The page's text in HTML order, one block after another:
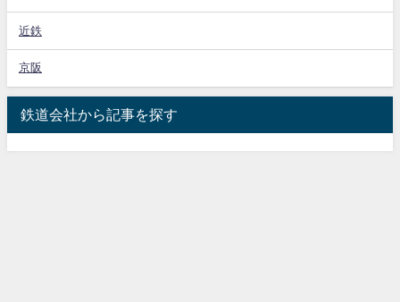
近鉄
京阪
鉄道会社から記事を探す